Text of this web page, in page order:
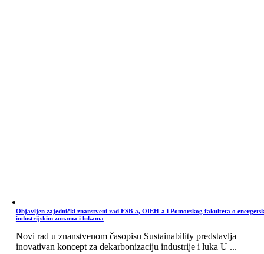
Objavljen zajednički znanstveni rad FSB-a, OIEH-a i Pomorskog fakulteta o
industrijskim zonama i lukama
Novi rad u znanstvenom časopisu Sustainability predstavlja
inovativan koncept za dekarbonizaciju industrije i luka U ...